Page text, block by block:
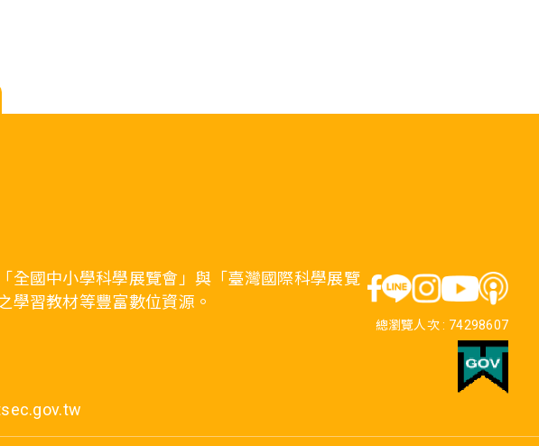
全國中小學科學展覽會」與「臺灣國際科學展覽
學習教材等豐富數位資源。
總瀏覽人次 : 74298607